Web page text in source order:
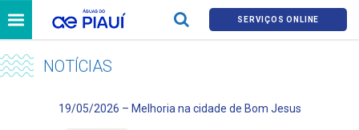
SERVIÇOS ONLINE
NOTÍCIAS
19/05/2026 – Melhoria na cidade de Bom Jesus